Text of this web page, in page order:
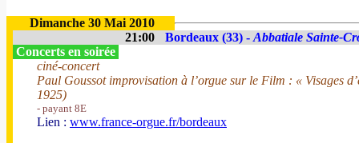
Dimanche 30 Mai 2010
21:00
Bordeaux (33) - Abbatiale Sainte-
Concerts en soirée
ciné-concert
Paul Goussot improvisation à l’orgue sur le Film : « Visages
1925)
- payant 8E
Lien : www.france-orgue.fr/bordeaux